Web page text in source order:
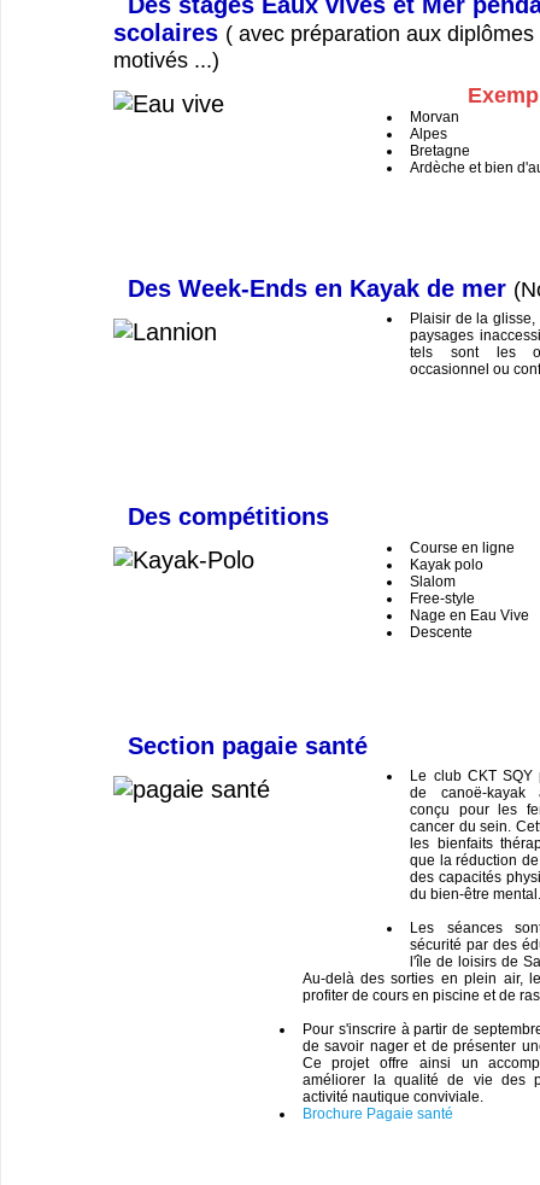
Des stages Eaux vives et Mer
scolaires ( avec préparation aux
motivés ...)
Morvan
Alpes
Bretagne
Ardèche et bien
Des Week-Ends en Kayak de mer
Plaisir de la
paysages
tels sont les
occasionnel ou
Des compétitions
Course en ligne
Kayak polo
Slalom
Free-style
Nage en Eau Vive
Descente
Section pagaie santé
Le club CKT SQY
de canoë-kayak
conçu pour les
cancer du sein.
les bienfaits
que la réduction
des capacités
du bien-être
Les séances
sécurité par des
l'île de loisirs de
Au-delà des sorties en plein air,
profiter de cours en piscine et de
Pour s'inscrire à partir de
de savoir nager et de présenter
Ce projet offre ainsi un
améliorer la qualité de vie des
activité nautique conviviale.
Brochure Pagaie santé